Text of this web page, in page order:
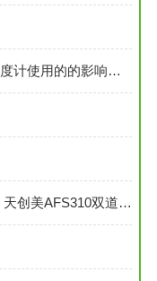
实验室外部环境对原子吸收分光光度计使用的的影响因素分析
食品中有害重金属元素含量检测仪 天创美AFS310双道原子荧光光谱仪